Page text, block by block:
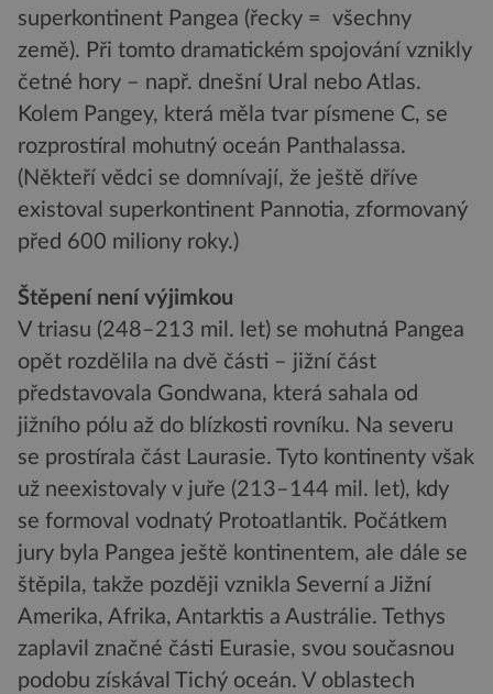
superkontinent Pangea (řecky = všechny
země). Při tomto dramatickém spojování vznikly
četné hory – např. dnešní Ural nebo Atlas.
Kolem Pangey, která měla tvar písmene C, se
rozprostíral mohutný oceán Panthalassa.
(Někteří vědci se domnívají, že ještě dříve
existoval superkontinent Pannotia, zformovaný
před 600 miliony roky.)
Štěpení není výjimkou
V triasu (248–213 mil. let) se mohutná Pangea
opět rozdělila na dvě části – jižní část
představovala Gondwana, která sahala od
jižního pólu až do blízkosti rovníku. Na severu
se prostírala část Laurasie. Tyto kontinenty však
už neexistovaly v juře (213–144 mil. let), kdy
se formoval vodnatý Protoatlantik. Počátkem
jury byla Pangea ještě kontinentem, ale dále se
štěpila, takže později vznikla Severní a Jižní
Amerika, Afrika, Antarktis a Austrálie. Tethys
zaplavil značné části Eurasie, svou současnou
podobu získával Tichý oceán. V oblastech